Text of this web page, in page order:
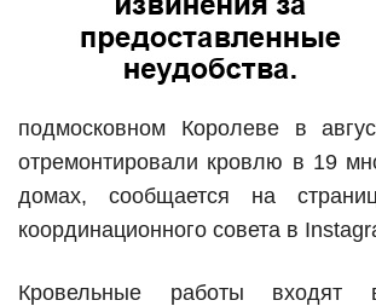
подмосковном Королеве в
отремонтировали кровлю в 19
домах, сообщается на
координационного совета в
Кровельные работы входят